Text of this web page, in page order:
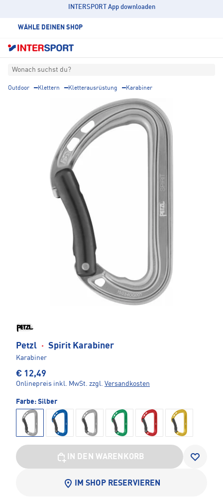
INTERSPORT App downloaden
WÄHLE DEINEN SHOP
Wonach suchst du?
Outdoor Klettern Kletterausrüstung Karabiner
Petzl · Spirit Karabiner
Karabiner
€ 12,49
Onlinepreis inkl. MwSt. zzgl. Versandkosten
Farbe: Silber
IN DEN WARENKORB
IM SHOP RESERVIEREN